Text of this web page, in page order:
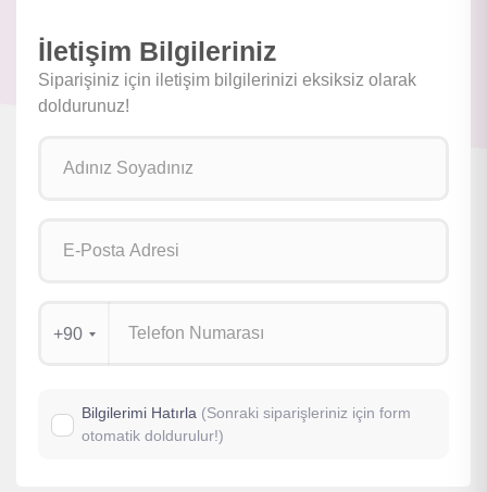
İletişim Bilgileriniz
Siparişiniz için iletişim bilgilerinizi eksiksiz olarak
doldurunuz!
+90
Bilgilerimi Hatırla (Sonraki siparişleriniz için form
otomatik doldurulur!)